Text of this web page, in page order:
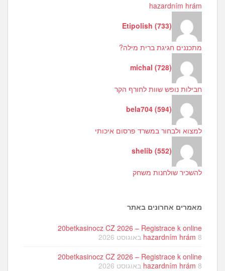
hazardním hrám
Etipolish (733)
מתכננים חגיגת ברית מילה?
michal (728)
חבילות נופש שוות לחורף הקר
bela704 (594)
למצוא ולבחור במשרד פרסום איכותי
shelib (552)
להשכיר שולחנות משחק
מאמרים אחרונים באתר
20betkasinocz CZ 2026 – Registrace k online
hazardním hrám 8 באוגוסט 2026
20betkasinocz CZ 2026 – Registrace k online
hazardním hrám 8 באוגוסט 2026